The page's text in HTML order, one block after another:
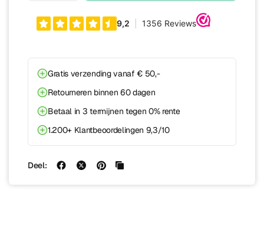
Gratis verzending vanaf € 50,-
Retourneren binnen 60 dagen
Betaal in 3 termijnen tegen 0% rente
1.200+ Klantbeoordelingen 9,3/10
Deel: